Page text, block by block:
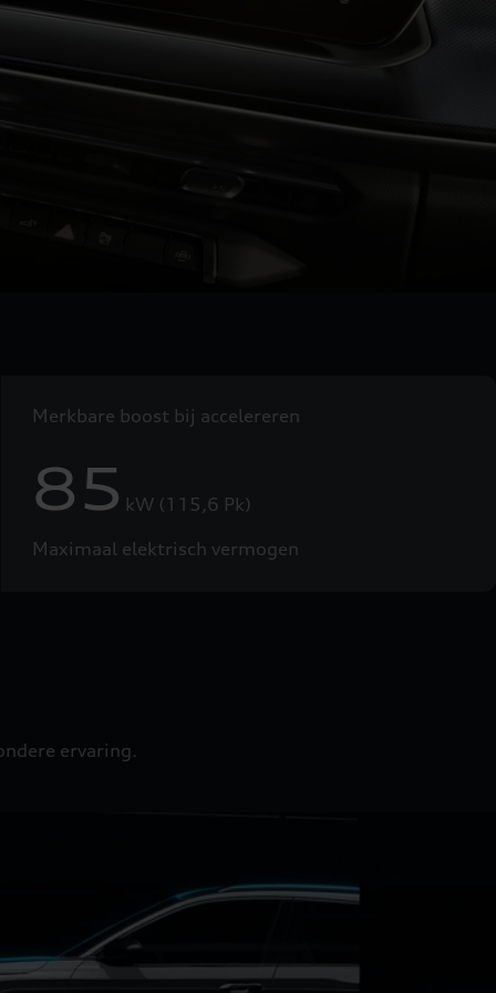
Merkbare boost bij accelereren
85 kW (115,6 Pk)
Maximaal elektrisch vermogen
ervaring.